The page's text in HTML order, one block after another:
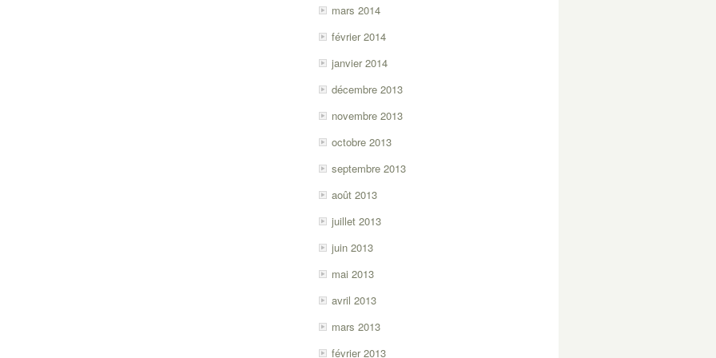
mars 2014
février 2014
janvier 2014
décembre 2013
novembre 2013
octobre 2013
septembre 2013
août 2013
juillet 2013
juin 2013
mai 2013
avril 2013
mars 2013
février 2013